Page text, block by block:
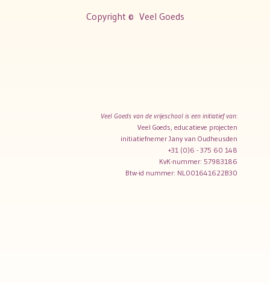
Copyright © Veel Goeds
Veel Goeds van de vrijeschool is een initiatief van:
Veel Goeds, educatieve projecten
initiatiefnemer Jany van Oudheusden
+31 (0)6 - 375 60 148
KvK-nummer: 57983186
Btw-id nummer: NL001641622B30